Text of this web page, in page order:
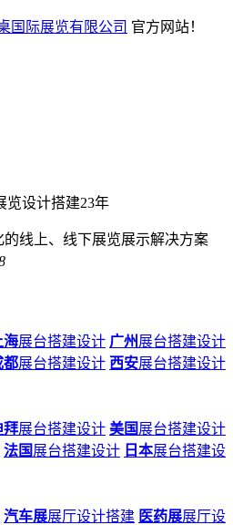
国际展览有限公司 官方网站！
览设计搭建23年
的线上、线下展览展示解决方案
海展台搭建设计 广州展台搭建设计
都展台搭建设计 西安展台搭建设计
拜展台搭建设计 美国 展台搭建设计
法国 展台搭建设计 日本展台搭建设
汽车展展厅设计搭建 医药展展厅设